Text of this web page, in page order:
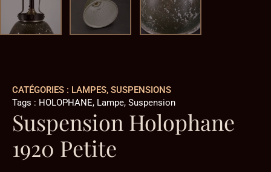
CATÉGORIES : LAMPES, SUSPENSIONS
Tags : HOLOPHANE, Lampe, Suspension
Suspension Holophane
1920 Petite